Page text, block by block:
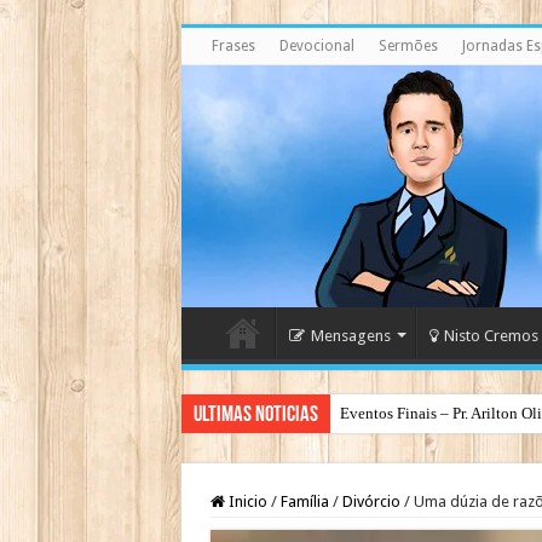
Frases Devocional Sermões Jornadas
Mensagens Nisto Cremos
Ultimas Noticias Eventos Finais – Pr. Arilton
Espirito Santo – O Deus dos
Inicio / Família / Divórcio / Uma dúzia de